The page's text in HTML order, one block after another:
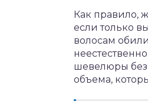
Как правило,
если только
волосам
шевелюры без
объема,